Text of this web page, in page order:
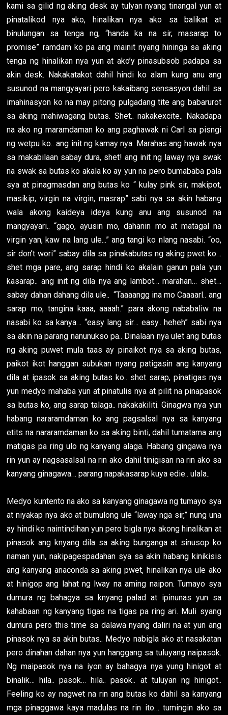
kami sa gilid ng aking desk ay tulyan nyang tinangal yun at
pinatalikod nya ako, hinalikan nya ako sa balikat at
binulungan sa tenga ng, “handa ka na sir, masarap to
promise” ramdam ko pa ang mainit nyang hininga sa aking
tenga ng hinalikan nya yun at ako’y pinasubsob padapa sa
akin desk. Nakakatakot dahil hindi ko alam kung anu ang
susunod na mangyayari pero kakaibang sensasyon dahil sa
imahinasyon ko na may pitong pulgadang tite ang babarurot
sa aking mahiwagang butas. Shet.. nakakexcite.. Nakadapa
na ako ng maramdaman ko ang paghawak ni Carl sa pisngi
ng wetpu ko.. ang init ng kamay nya. Marahas ang hawak nya
sa makabilaan sabay dura, shet! ang init ng laway nya swak
na swak sa butas ko akala ko ay yun na pero bumababa pala
sya at pinagmasdan ang butas ko “ kulay pink sir, makipot,
masikip, virgin na virgin, masrap” sabi nya sa akin habang
wala akong kaideya ideya kung anu ang susunod na
mangyayari.. “gago, ayusin mo, dahanin mo at matagal na
virgin yan, kaw na lang ule...” ang tangi ko nlang nasabi. “oo,
sir don’t wori” sabay dila sa pinakabutas ng aking pwet ko…
shet mga pare, ang sarap hindi ko akalain ganun pala yun
kasarap.. ang init ng dila nya ang lambot… marahan… shet…
sabay dahan dahang dila ule.. “Taaaangg ina mo Caaaarl.. ang
sarap mo, tangina kaaa, aaaah.” para akong nababaliw na
nasabi ko sa kanya… “easy lang sir… easy.. heheh” sabi nya
sa akin na parang nanunukso pa.. Dinalaan nya ulet ang butas
ng aking puwet mula taas ay pinaikot nya sa aking butas,
paikot ikot hanggan subukan nyang patigasin ang kanyang
dila at ipasok sa aking butas ko.. shet sarap, pinatigas nya
yun medyo mahaba yun at pinatulis nya at pilit na pinapasok
sa butas ko, ang sarap talaga.. nakakakiliti. Ginagwa nya yun
habang nararamdaman ko ang pagsalsal nya sa kanyang
etits na nararamdaman ko sa aking binti, dahil tumatama ang
matigas pa ring ulo ng kanyang alaga. Habang gingawa nya
rin yun ay nagsasalsal na rin ako dahil tinigisan na rin ako sa
kanyang ginagawa… parang napakasarap kuya edie.. ulala..
Medyo kuntento na ako sa kanyang ginagawa ng tumayo sya
at niyakap nya ako at bumulong ule “laway nga sir,” nung una
ay hindi ko naintindihan yun pero bigla nya akong hinalikan at
pinasok ang knyang dila sa aking bunganga at sinusop ko
naman yun, nakipagespadahan sya sa akin habang kinikisis
ang kanyang anaconda sa aking pwet, hinalikan nya ule ako
at hinigop ang lahat ng lway na aming naipon. Tumayo sya
dumura ng bahagya sa knyang palad at ipinunas yun sa
kahabaan ng kanyang tigas na tigas pa ring ari. Muli syang
dumura pero this time sa dalawa nyang daliri na at yun ang
pinasok nya sa akin butas.. Medyo nabigla ako at nasakatan
pero dinahan dahan nya yun hanggang sa tuluyang naipasok.
Ng maipasok nya na iyon ay bahagya nya yung hinigot at
binalik… hila.. pasok… hila.. pasok.. at tuluyan ng hinigot..
Feeling ko ay nagwet na rin ang butas ko dahil sa kanyang
mga pinaggawa kaya madulas na rin ito… tumingin ako sa